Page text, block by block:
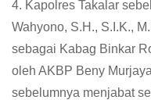
4. Kapolres Takalar
Wahyono, S.H., S.I.K.,
sebagai Kabag Binkar
oleh AKBP Beny
sebelumnya menjabat